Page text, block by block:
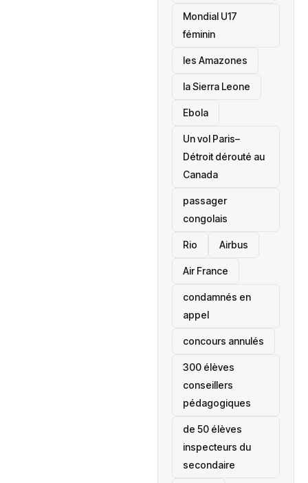
Mondial U17
féminin
les Amazones
la Sierra Leone
‎Ebola
Un vol Paris–
Détroit dérouté au
Canada
passager
congolais
Rio Airbus
Air France
condamnés en
appel
concours annulés
300 élèves
conseillers
pédagogiques
de 50 élèves
inspecteurs du
secondaire